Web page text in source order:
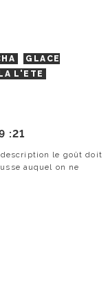
GLACE
L'ETE
:21
le goût doit
auquel on ne